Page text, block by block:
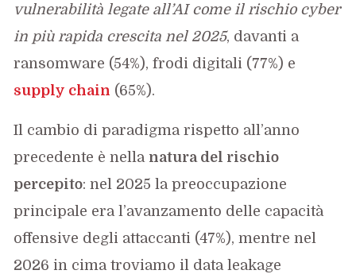
vulnerabilità legate all’AI come il rischio cyber
in più rapida crescita nel 2025, davanti a
ransomware (54%), frodi digitali (77%) e
supply chain (65%).
Il cambio di paradigma rispetto all’anno
precedente è nella natura del rischio
percepito: nel 2025 la preoccupazione
principale era l’avanzamento delle capacità
offensive degli attaccanti (47%), mentre nel
2026 in cima troviamo il data leakage